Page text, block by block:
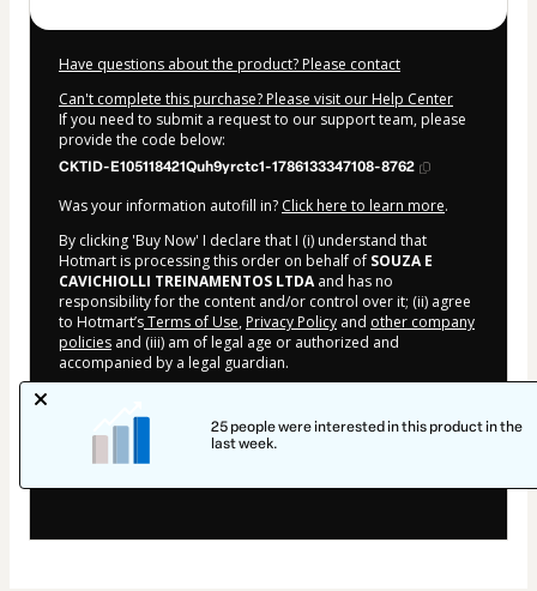
Have questions about the product? Please contact
Can't complete this purchase? Please visit our Help Center
If you need to submit a request to our support team, please
provide the code below:
CKTID-E105118421Quh9yrctc1-1786133347108-8762
Was your information autofill in? Click here to learn more.
By clicking 'Buy Now' I declare that I (i) understand that
Hotmart is processing this order on behalf of SOUZA E
CAVICHIOLLI TREINAMENTOS LTDAand has no
responsibility for the content and/or control over it; (ii) agree
to Hotmart’sTerms of Use, Privacy Policy and other company
policies and (iii) am of legal age or authorized and
accompanied by a legal guardian.
Hotmart ©
- All rights reserved
2026-08-07T20:09:09.091Z REF.
25 people were interested in this product in the
last week.